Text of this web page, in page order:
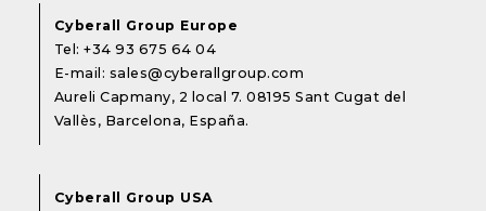
Cyberall Group Europe
Tel:+34 93 675 64 04
E-mail: sales@cyberallgroup.com
Aureli Capmany, 2 local 7. 08195 Sant Cugat del
Vallès, Barcelona, España.
Cyberall Group USA